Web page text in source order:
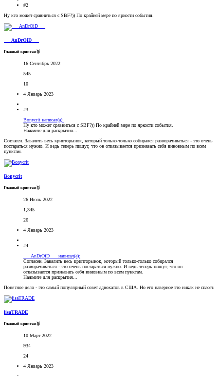
#2
Ну кто может сравниться с SBF?)) По крайней мере по яркости события.
___AnDrOiD___
Главный криптан🥉
16 Сентябрь 2022
545
10
4 Январь 2023
#3
Bonycrit написал(а):
Ну кто может сравниться с SBF?)) По крайней мере по яркости события.
Нажмите для раскрытия...
Согласен. Завалить весь крипторынок, который только-только собирался разворачиваться - это очень
постараться нужно. И ведь теперь пишут, что он отказывается признавать себя виновным по всем
пунктам.
Bonycrit
Главный криптан🥇
26 Июль 2022
1,345
26
4 Январь 2023
#4
___AnDrOiD___ написал(а):
Согласен. Завалить весь крипторынок, который только-только собирался
разворачиваться - это очень постараться нужно. И ведь теперь пишут, что он
отказывается признавать себя виновным по всем пунктам.
Нажмите для раскрытия...
Понятное дело - это самый популярный совет адвокатов в США. Но его наверное это никак не спасет.
lisaTRADE
Главный криптан🥈
10 Март 2022
934
24
4 Январь 2023